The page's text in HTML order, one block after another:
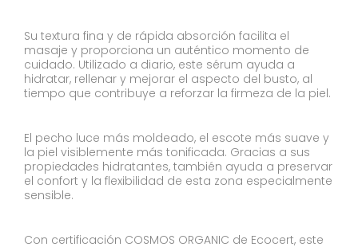
Su textura fina y de rápida absorción facilita el
masaje y proporciona un auténtico momento de
cuidado. Utilizado a diario, este sérum ayuda a
hidratar, rellenar y mejorar el aspecto del busto, al
tiempo que contribuye a reforzar la firmeza de la piel.
El pecho luce más moldeado, el escote más suave y
la piel visiblemente más tonificada. Gracias a sus
propiedades hidratantes, también ayuda a preservar
el confort y la flexibilidad de esta zona especialmente
sensible.
Con certificación COSMOS ORGANIC de Ecocert, este